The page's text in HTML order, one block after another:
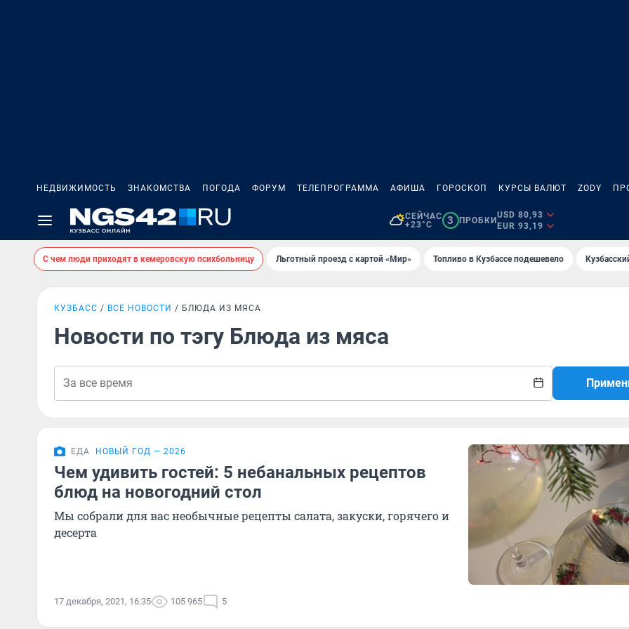
НЕДВИЖИМОСТЬ ЗНАКОМСТВА ПОГОДА ФОРУМ ТЕЛЕПРОГРАММА АФИША ГОРОСКОП КУРСЫ ВАЛЮТ ZODY
СЕЙЧАС
+23°C
3 ПРОБКИ
USD 80,93
EUR 93,19
С чем люди приходят в кемеровскую психбольницу Льготный проезд с картой «Мир» Топливо в Кузбассе подешевело
КУЗБАСС ВСЕ НОВОСТИ БЛЮДА ИЗ МЯСА
Новости по тэгу Блюда из мяса
ЕДА НОВЫЙ ГОД — 2026
Чем удивить гостей: 5 небанальных рецептов
блюд на новогодний стол
Мы собрали для вас необычные рецепты салата, закуски, горячего и
десерта
17 декабря, 2021, 16:35 105 965 5